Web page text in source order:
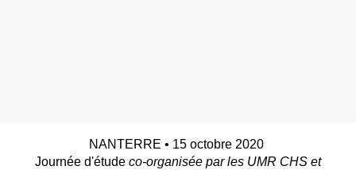
NANTERRE • 15 octobre 2020
Journée d'étude co-organisée par les UMR CHS et